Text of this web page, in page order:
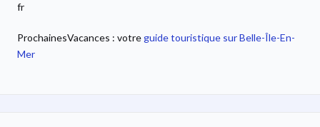
fr
ProchainesVacances : votreguide touristique sur Belle-Île-En-
Mer